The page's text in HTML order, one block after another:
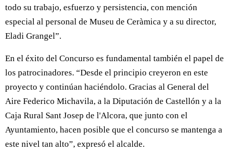
todo su trabajo, esfuerzo y persistencia, con mención
especial al personal de Museu de Ceràmica y a su director,
Eladi Grangel”.
En el éxito del Concurso es fundamental también el papel de
los patrocinadores. “Desde el principio creyeron en este
proyecto y continúan haciéndolo. Gracias al General del
Aire Federico Michavila, a la Diputación de Castellón y a la
Caja Rural Sant Josep de l'Alcora, que junto con el
Ayuntamiento, hacen posible que el concurso se mantenga a
este nivel tan alto”, expresó el alcalde.